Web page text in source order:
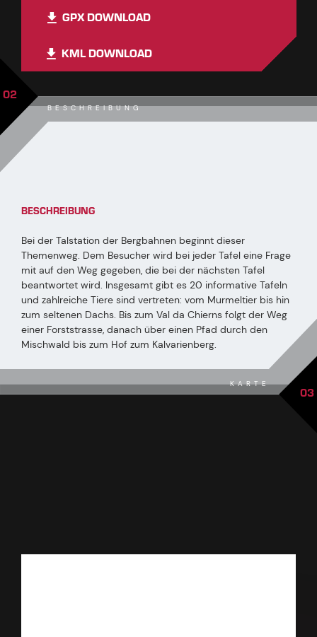
GPX DOWNLOAD
KML DOWNLOAD
BESCHREIBUNG
02
BESCHREIBUNG
Bei der Talstation der Bergbahnen beginnt dieser
Themenweg. Dem Besucher wird bei jeder Tafel eine Frage
mit auf den Weg gegeben, die bei der nächsten Tafel
beantwortet wird. Insgesamt gibt es 20 informative Tafeln
und zahlreiche Tiere sind vertreten: vom Murmeltier bis hin
zum seltenen Dachs. Bis zum Val da Chierns folgt der Weg
einer Forststrasse, danach über einen Pfad durch den
Mischwald bis zum Hof zum Kalvarienberg.
KARTE 03